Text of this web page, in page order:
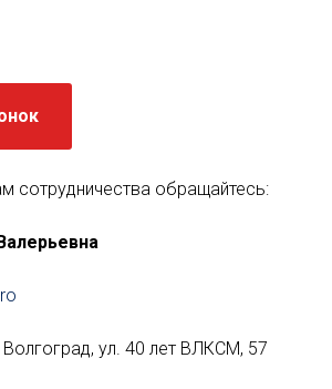
сотрудничества обращайтесь:
ул. 40 лет ВЛКСМ, 57